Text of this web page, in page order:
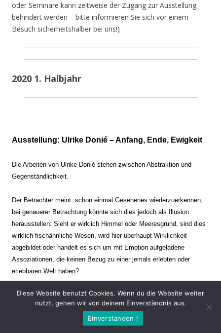
oder Seminare kann zeitweise der Zugang zur Ausstellung
behindert werden – bitte informieren Sie sich vor einem
Besuch sicherheitshalber bei uns!)
2020 1. Halbjahr
Ausstellung: Ulrike Donié – Anfang, Ende, Ewigkeit
Die Arbeiten von Ulrike Donié stehen zwischen Abstraktion und
Gegenständlichkeit.
Der Betrachter meint, schon einmal Gesehenes wiederzuerkennen,
bei genauerer Betrachtung könnte sich dies jedoch als Illusion
herausstellen: Sieht er wirklich Himmel oder Meeresgrund, sind dies
wirklich fischähnliche Wesen, wird hier überhaupt Wirklichkeit
abgebildet oder handelt es sich um mit Emotion aufgeladene
Assoziationen, die keinen Bezug zu einer jemals erlebten oder
erlebbaren Welt haben?
Verharren und Dynamik stehen sich dabei gegenüber. Zeit steht still
oder verrinnt im Nu. Es soll dabei eine Spannung, auch farblich, bis
zur Schmerzgrenze erzeugt werden. Die Arbeiten stellen ambivalente
Diese Website benutzt Cookies. Wenn du die Website weiter
nutzt, gehen wir von deinem Einverständnis aus.
Einverstanden !